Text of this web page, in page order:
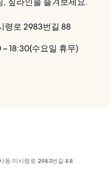
령로 2983번길 88
18:30(수요일 휴무)
동 미시령로 2983번길 88